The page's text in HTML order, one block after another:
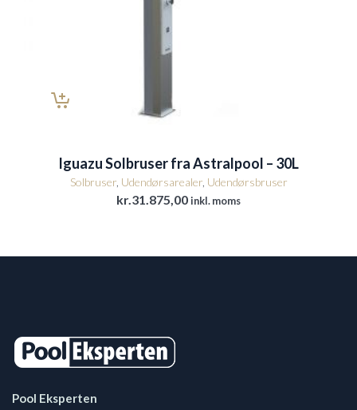
Iguazu Solbruser fra Astralpool – 30L
Solbruser, Udendørsarealer, Udendørsbruser
kr.31.875,00inkl. moms
Pool Eksperten